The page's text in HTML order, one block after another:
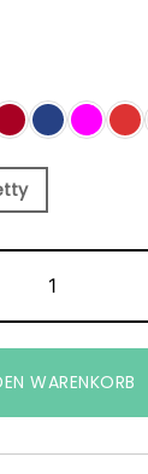
Pad
Shetty
WARENKORB